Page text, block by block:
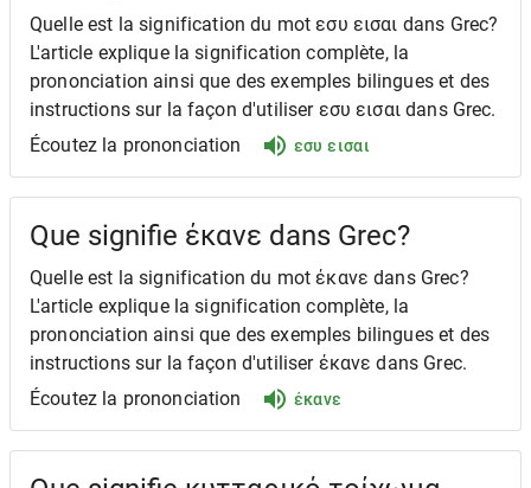
Quelle est la signification du mot εσυ εισαι dans Grec?
L'article explique la signification complète, la
prononciation ainsi que des exemples bilingues et des
instructions sur la façon d'utiliser εσυ εισαι dans Grec.
Écoutez la prononciation
εσυ εισαι
Que signifie έκανε dans Grec?
Quelle est la signification du mot έκανε dans Grec?
L'article explique la signification complète, la
prononciation ainsi que des exemples bilingues et des
instructions sur la façon d'utiliser έκανε dans Grec.
Écoutez la prononciation
έκανε